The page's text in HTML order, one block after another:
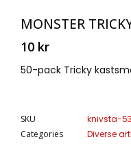
MONSTER
10 kr
50-pack Tricky
SKU
knivsta-
Categories
Diverse